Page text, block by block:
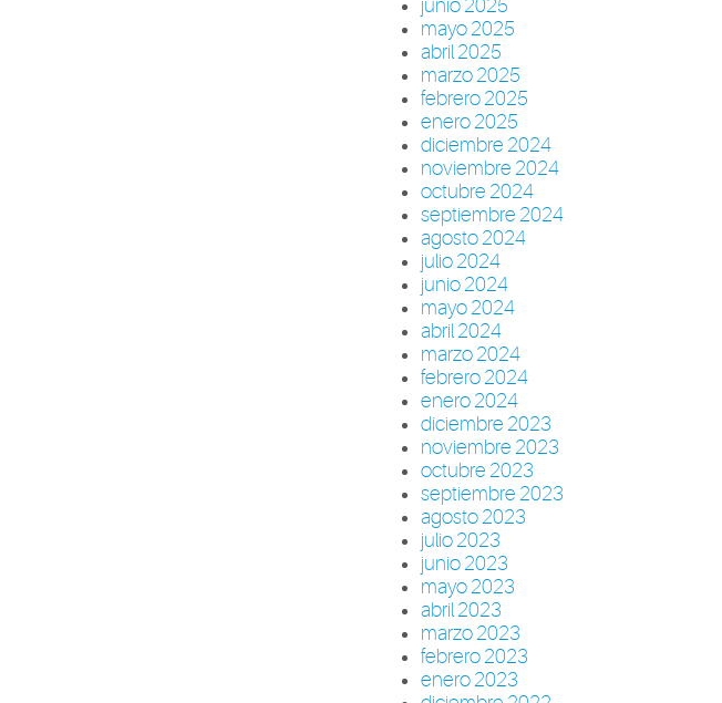
junio 2025
mayo 2025
abril 2025
marzo 2025
febrero 2025
enero 2025
diciembre 2024
noviembre 2024
octubre 2024
septiembre 2024
agosto 2024
julio 2024
junio 2024
mayo 2024
abril 2024
marzo 2024
febrero 2024
enero 2024
diciembre 2023
noviembre 2023
octubre 2023
septiembre 2023
agosto 2023
julio 2023
junio 2023
mayo 2023
abril 2023
marzo 2023
febrero 2023
enero 2023